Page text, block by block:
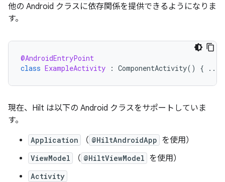
他の Android クラスに依存関係を提供できるようになりま
す。
@AndroidEntryPoint
class ExampleActivity : ComponentActivity() { ...
現在、Hilt は以下の Android クラスをサポートしていま
す。
Application （ @HiltAndroidApp を使用）
ViewModel （ @HiltViewModel を使用）
Activity